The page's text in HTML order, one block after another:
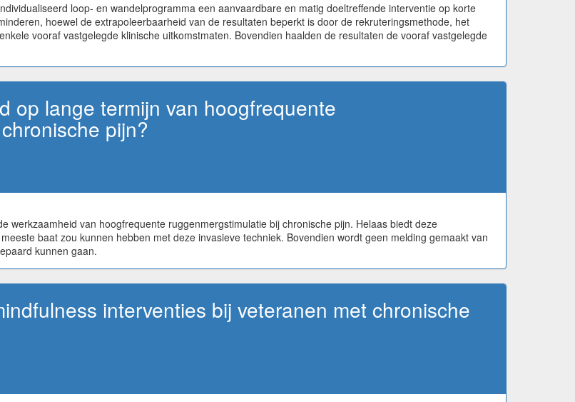
loop- en wandelprogramma een aanvaardbare en matig doeltreffende interventie op korte
hoewel de extrapoleerbaarheid van de resultaten beperkt is door de rekruteringsmethode, het
vooraf vastgelegde klinische uitkomstmaten. Bovendien haalden de resultaten de vooraf vastgelegde
op lange termijn van hoogfrequente
pijn?
werkzaamheid van hoogfrequente ruggenmergstimulatie bij chronische pijn. Helaas biedt deze
baat zou kunnen hebben met deze invasieve techniek. Bovendien wordt geen melding gemaakt van
kunnen gaan.
interventies bij veteranen met chronische